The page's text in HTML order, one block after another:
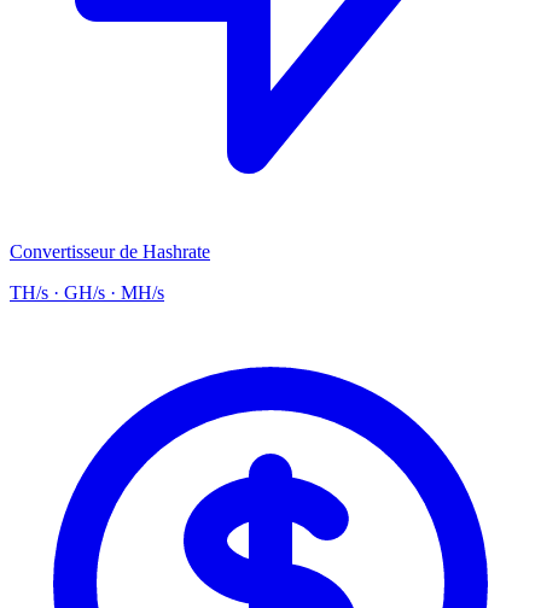
Convertisseur de Hashrate
TH/s · GH/s · MH/s